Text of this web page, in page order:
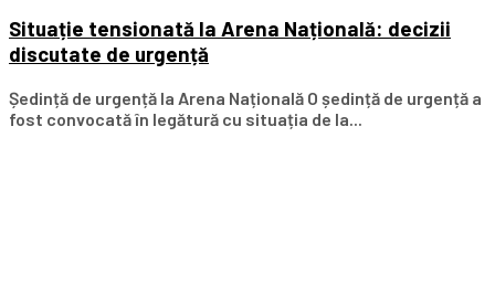
Situație tensionată la Arena Națională: decizii
discutate de urgență
Ședință de urgență la Arena Națională O ședință de urgență a
fost convocată în legătură cu situația de la...